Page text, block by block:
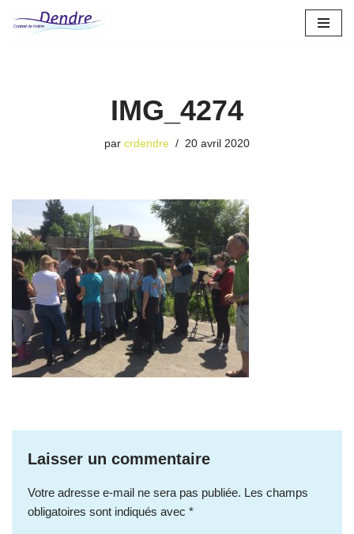
IMG_4274
par crdendre 20 avril 2020
Laisser un commentaire
Votre adresse e-mail ne sera pas publiée. Les champs
obligatoires sont indiqués avec *